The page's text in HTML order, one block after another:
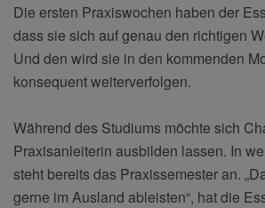
Die ersten Praxiswochen haben der
dass sie sich auf genau den richtigen
Und den wird sie in den kommenden
konsequent weiterverfolgen.
Während des Studiums möchte sich
Praxisanleiterin ausbilden lassen. In
steht bereits das Praxissemester an.
gerne im Ausland ableisten“, hat die